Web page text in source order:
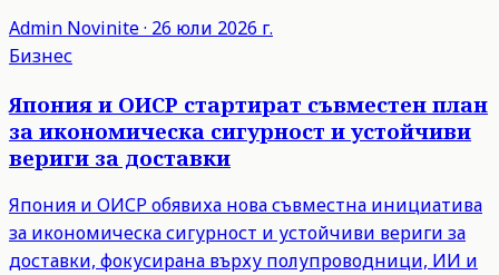
Admin Novinite· 26 юли 2026 г.
Бизнес
Япония и ОИСР стартират съвместен план
за икономическа сигурност и устойчиви
вериги за доставки
Япония и ОИСР обявиха нова съвместна инициатива
за икономическа сигурност и устойчиви вериги за
доставки, фокусирана върху полупроводници, ИИ и